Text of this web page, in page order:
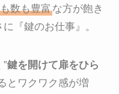
数も豊富な方が飽き
『鍵のお仕事』。
鍵を開けて扉をひら
とワクワク感が増